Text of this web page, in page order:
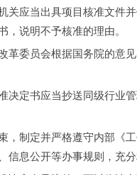
应当出具项目核准文件并
说明不予核准的理由。
委员会根据国务院的意见
定书应当抄送同级行业管
制定并严格遵守内部《工
息公开等办事规则，充